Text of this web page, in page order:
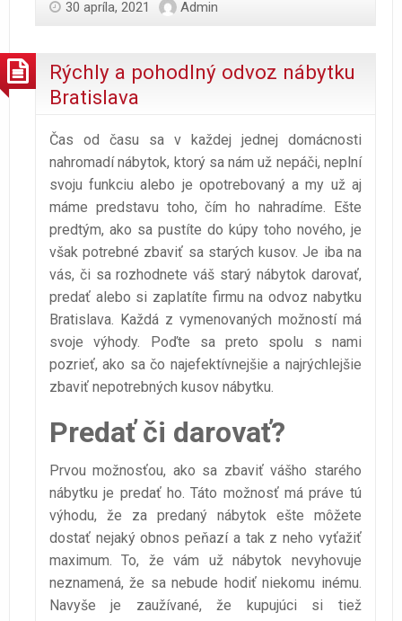
30 apríla, 2021 Admin
Rýchly a pohodlný odvoz nábytku
Bratislava
Čas od času sa v každej jednej domácnosti
nahromadí nábytok, ktorý sa nám už nepáči, neplní
svoju funkciu alebo je opotrebovaný a my už aj
máme predstavu toho, čím ho nahradíme. Ešte
predtým, ako sa pustíte do kúpy toho nového, je
však potrebné zbaviť sa starých kusov. Je iba na
vás, či sa rozhodnete váš starý nábytok darovať,
predať alebo si zaplatíte firmu na odvoz nabytku
Bratislava. Každá z vymenovaných možností má
svoje výhody. Poďte sa preto spolu s nami
pozrieť, ako sa čo najefektívnejšie a najrýchlejšie
zbaviť nepotrebných kusov nábytku.
Predať či darovať?
Prvou možnosťou, ako sa zbaviť vášho starého
nábytku je predať ho. Táto možnosť má práve tú
výhodu, že za predaný nábytok ešte môžete
dostať nejaký obnos peňazí a tak z neho vyťažiť
maximum. To, že vám už nábytok nevyhovuje
neznamená, že sa nebude hodiť niekomu inému.
Navyše je zaužívané, že kupujúci si tiež